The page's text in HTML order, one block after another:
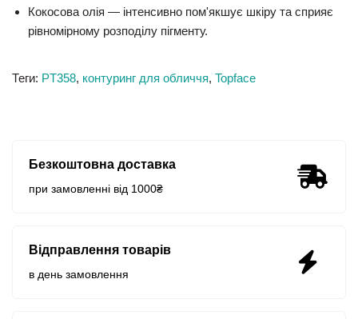
Кокосова олія — інтенсивно пом'якшує шкіру та сприяє
рівномірному розподілу пігменту.
Теги: PT358, контуринг для обличчя, Topface
Безкоштовна доставка
при замовленні від 1000₴
Відправлення товарів
в день замовлення